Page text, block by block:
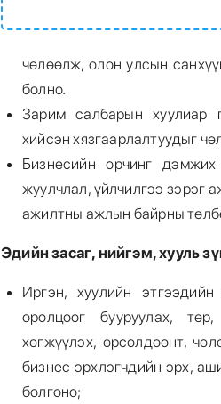
чөлөөлж, олон улсын
болно.
Зарим салбарын хуулиар
хийсэн хязгаарлалтуудыг
Бизнесийн орчинг
жуулчлал, үйлчилгээ зэрэг
ажилтны ажлын байрны
Эдийн засаг, нийгэм, хууль
Иргэн, хуулийн
оролцоог бууруулах,
хөгжүүлэх, өрсөлдөөнт,
бизнес эрхлэгчдийн эрх,
болгоно;